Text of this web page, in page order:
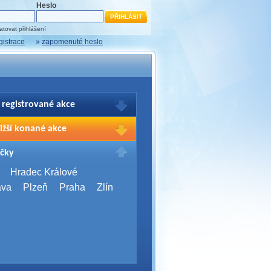
Heslo
přihlášení
» zapomenuté heslo
registrované akce
Vašich registrací na akce
přihlašte.
konané akce
2026
Brno
Server Bootcamp 2026
Hradec Králové
Plzeň Praha Zlín